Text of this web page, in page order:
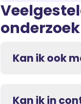
onderzoek
Kan ik ook
Kan ik in